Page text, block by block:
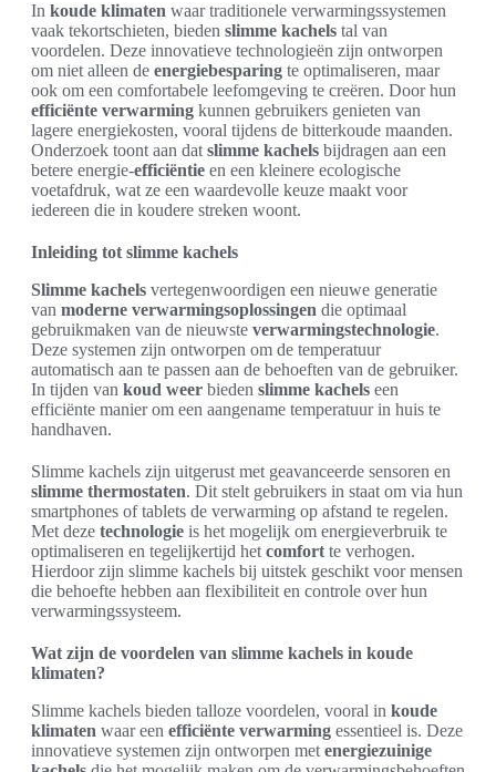
In koude klimaten waar traditionele verwarmingssystemen
vaak tekortschieten, bieden slimme kachels tal van
voordelen. Deze innovatieve technologieën zijn ontworpen
om niet alleen de energiebesparing te optimaliseren, maar
ook om een comfortabele leefomgeving te creëren. Door hun
efficiënte verwarming kunnen gebruikers genieten van
lagere energiekosten, vooral tijdens de bitterkoude maanden.
Onderzoek toont aan dat slimme kachels bijdragen aan een
betere energie-efficiëntie en een kleinere ecologische
voetafdruk, wat ze een waardevolle keuze maakt voor
iedereen die in koudere streken woont.
Inleiding tot slimme kachels
Slimme kachels vertegenwoordigen een nieuwe generatie
van moderne verwarmingsoplossingen die optimaal
gebruikmaken van de nieuwste verwarmingstechnologie.
Deze systemen zijn ontworpen om de temperatuur
automatisch aan te passen aan de behoeften van de gebruiker.
In tijden van koud weer bieden slimme kachels een
efficiënte manier om een aangename temperatuur in huis te
handhaven.
Slimme kachels zijn uitgerust met geavanceerde sensoren en
slimme thermostaten. Dit stelt gebruikers in staat om via hun
smartphones of tablets de verwarming op afstand te regelen.
Met deze technologie is het mogelijk om energieverbruik te
optimaliseren en tegelijkertijd het comfort te verhogen.
Hierdoor zijn slimme kachels bij uitstek geschikt voor mensen
die behoefte hebben aan flexibiliteit en controle over hun
verwarmingssysteem.
Wat zijn de voordelen van slimme kachels in koude
klimaten?
Slimme kachels bieden talloze voordelen, vooral in koude
klimaten waar een efficiënte verwarming essentieel is. Deze
innovatieve systemen zijn ontworpen met energiezuinige